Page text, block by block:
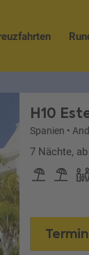
H10
Spanien •
7 Nächte,